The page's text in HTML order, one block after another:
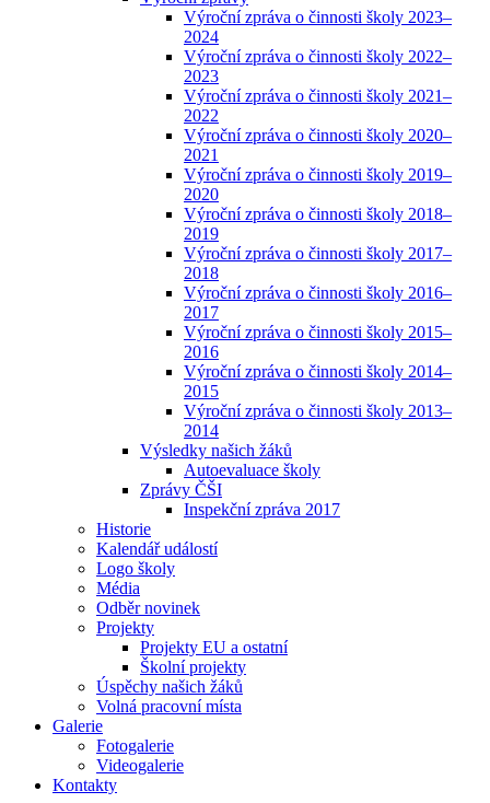
Výroční zpráva o činnosti školy 2023–
2024
Výroční zpráva o činnosti školy 2022–
2023
Výroční zpráva o činnosti školy 2021–
2022
Výroční zpráva o činnosti školy 2020–
2021
Výroční zpráva o činnosti školy 2019–
2020
Výroční zpráva o činnosti školy 2018–
2019
Výroční zpráva o činnosti školy 2017–
2018
Výroční zpráva o činnosti školy 2016–
2017
Výroční zpráva o činnosti školy 2015–
2016
Výroční zpráva o činnosti školy 2014–
2015
Výroční zpráva o činnosti školy 2013–
2014
Výsledky našich žáků
Autoevaluace školy
Zprávy ČŠI
Inspekční zpráva 2017
Historie
Kalendář událostí
Logo školy
Média
Odběr novinek
Projekty
Projekty EU a ostatní
Školní projekty
Úspěchy našich žáků
Volná pracovní místa
Galerie
Fotogalerie
Videogalerie
Kontakty